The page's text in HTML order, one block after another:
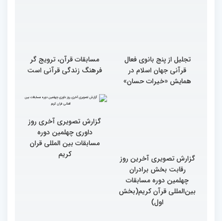
تجلیل از پنج بانوی فعال
قرآنی جهان اسلام در
همایش «خیرات حسان»
مسابقات قرآن، ترویج گر
فرهنگ زندگی قرآنی است
گزارش تصویری آخرین روز
رقابت بخش برادران
چهلمین دوره مسابقات
بین‌المللی قرآن کریم(بخش
اول)
گزارش تصویری آخری روز